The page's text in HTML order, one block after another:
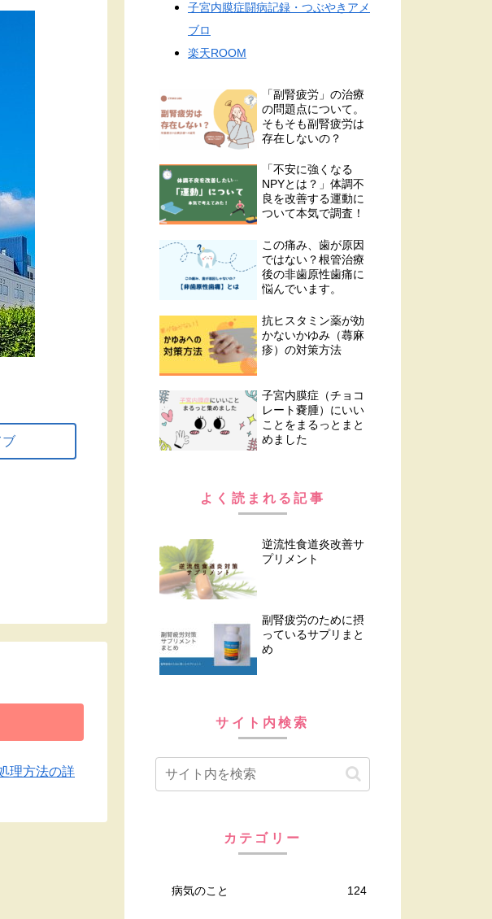
ブ
理方法の詳
子宮内膜症闘病記録・つぶやきアメ
ブロ
楽天ROOM
「副腎疲労」の治療
の問題点について。
そもそも副腎疲労は
存在しないの？
「不安に強くなる
NPYとは？」体調不
良を改善する運動に
ついて本気で調査！
この痛み、歯が原因
ではない？根管治療
後の非歯原性歯痛に
悩んでいます。
抗ヒスタミン薬が効
かないかゆみ（蕁麻
疹）の対策方法
子宮内膜症（チョコ
レート嚢腫）にいい
ことをまるっとまと
めました
よく読まれる記事
逆流性食道炎改善サ
プリメント
副腎疲労のために摂
っているサプリまと
め
サイト内検索
カテゴリー
病気のこと 124